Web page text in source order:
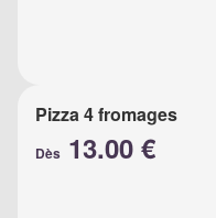
Pizza 4 fromages
Dès 13.00 €